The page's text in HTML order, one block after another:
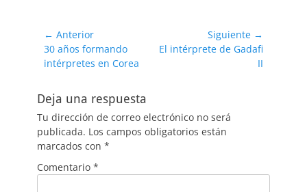
Navegación
de
entradas
← Anterior
Entrada
anterior:
30 años formando
intérpretes en Corea
Siguiente →
Entrada
El intérprete de Gadafi
II
Deja una respuesta
Tu dirección de correo electrónico no será
publicada. Los campos obligatorios están
marcados con *
Comentario *